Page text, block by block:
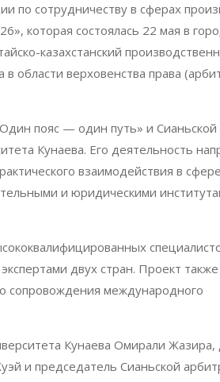
по сотрудничеству в сферах
которая состоялась 22 мая в
казахстанский
области верховенства права
пояс — один путь» и Сианьской
Кунаева. Его деятельность
взаимодействия в
и юридическими
двух стран. Проект
сопровождения международного
Кунаева Омирали Жазира,
и председатель Сианьской